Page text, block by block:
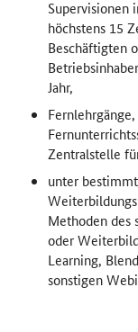
Supervisionen
höchstens 15
Beschäftigten
Jahr,
Zentralstelle
unter
Methoden des
oder
Learning,
sonstigen